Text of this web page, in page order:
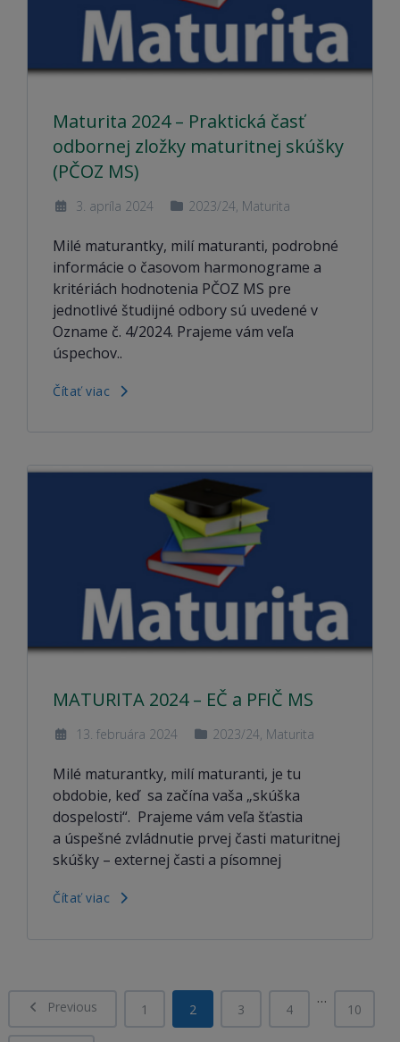
Maturita 2024 – Praktická časť
odbornej zložky maturitnej skúšky
(PČOZ MS)
3. apríla 2024 2023/24, Maturita
Milé maturantky, milí maturanti, podrobné
informácie o časovom harmonograme a
kritériách hodnotenia PČOZ MS pre
jednotlivé študijné odbory sú uvedené v
Ozname č. 4/2024. Prajeme vám veľa
úspechov..
Čítať viac
MATURITA 2024 – EČ a PFIČ MS
13. februára 2024 2023/24, Maturita
Milé maturantky, milí maturanti, je tu
obdobie, keď sa začína vaša „skúška
dospelosti“. Prajeme vám veľa šťastia
a úspešné zvládnutie prvej časti maturitnej
skúšky – externej časti a písomnej
Čítať viac
Previous 1 2 3 4
…
10